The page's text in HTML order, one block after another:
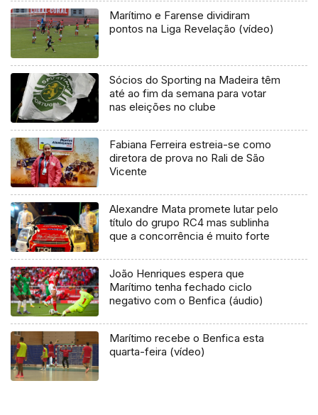
Marítimo e Farense dividiram
pontos na Liga Revelação (vídeo)
Sócios do Sporting na Madeira têm
até ao fim da semana para votar
nas eleições no clube
Fabiana Ferreira estreia-se como
diretora de prova no Rali de São
Vicente
Alexandre Mata promete lutar pelo
título do grupo RC4 mas sublinha
que a concorrência é muito forte
João Henriques espera que
Marítimo tenha fechado ciclo
negativo com o Benfica (áudio)
Marítimo recebe o Benfica esta
quarta-feira (vídeo)